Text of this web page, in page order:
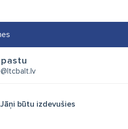
būtu izdevušies